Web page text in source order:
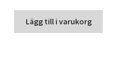
Lägg till i varukorg